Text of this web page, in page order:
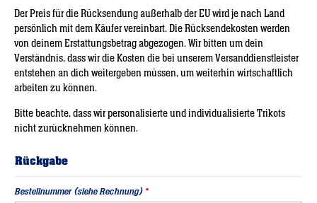
Der Preis für die Rücksendung außerhalb der EU wird je nach Land
persönlich mit dem Käufer vereinbart. Die Rücksendekosten werden
von deinem Erstattungsbetrag abgezogen. Wir bitten um dein
Verständnis, dass wir die Kosten die bei unserem Versanddienstleister
entstehen an dich weitergeben müssen, um weiterhin wirtschaftlich
arbeiten zu können.
Bitte beachte, dass wir personalisierte und individualisierte Trikots
nicht zurücknehmen können.
Rückgabe
Bestellnummer (siehe Rechnung) *